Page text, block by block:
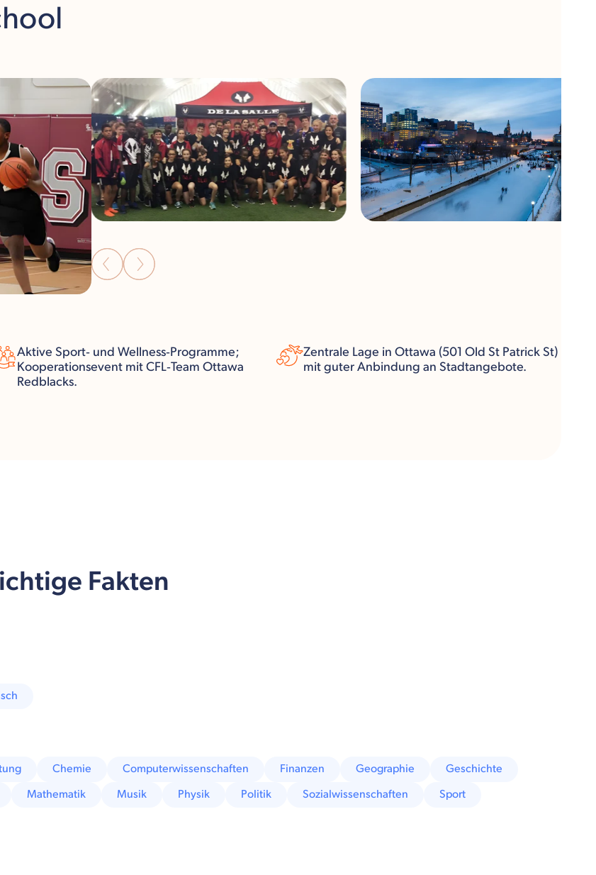
Aktive Sport‑ und Wellness‑Programme;
Kooperationsevent mit CFL‑Team Ottawa
Redblacks.
Zentrale Lage in Ottawa (501 Old St Patrick St)
mit guter Anbindung an Stadtangebote.
Fakten
Chemie Computerwissenschaften Finanzen Geographie
Geschichte
Mathematik Musik Physik Politik Sozialwissenschaften
Sport